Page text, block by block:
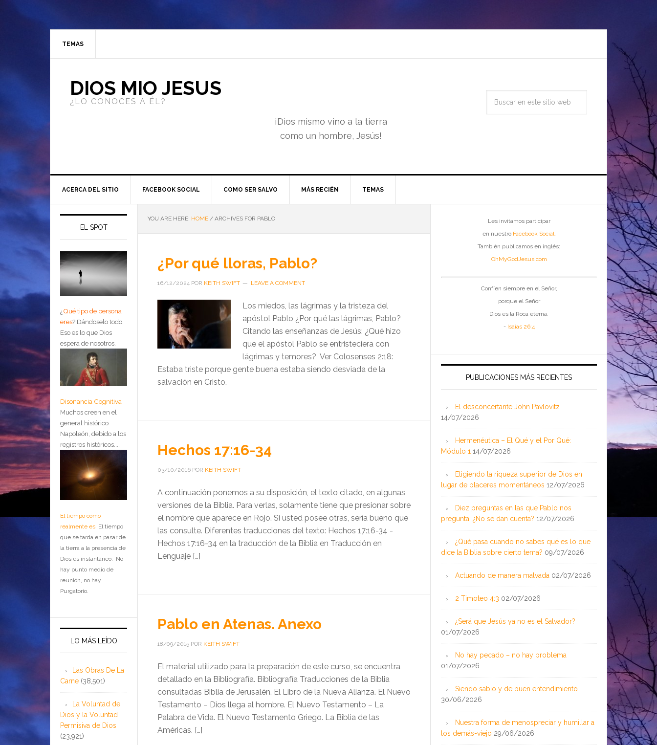
TEMAS
DIOS MIO JESUS
¿LO CONOCES A ÉL?
¡Dios mismo vino a la tierra
como un hombre, Jesús!
ACERCA DEL SITIO FACEBOOK SOCIAL COMO SER SALVO MÁS RECIÉN TEMAS
YOU ARE HERE: HOME / ARCHIVES FOR PABLO
¿Por qué lloras, Pablo?
16/12/2024 POR KEITH SWIFT LEAVE A COMMENT
Los miedos, las lágrimas y la tristeza del
apóstol Pablo ¿Por qué las lágrimas, Pablo?
Citando las enseñanzas de Jesús: ¿Qué hizo
que el apóstol Pablo se entristeciera con
lágrimas y temores? Ver Colosenses 2:18:
Estaba triste porque gente buena estaba siendo desviada de la
salvación en Cristo.
Hechos 17:16-34
03/10/2016 POR KEITH SWIFT
A continuación ponemos a su disposición, el texto citado, en algunas
versiones de la Biblia. Para verlas, solamente tiene que presionar sobre
el nombre que aparece en Rojo. Si usted posee otras, sería bueno que
las consulte. Diferentes traducciones del texto: Hechos 17:16-34 -
Hechos 17:16-34 en la traducción de la Biblia en Traducción en
Lenguaje […]
Pablo en Atenas. Anexo
18/09/2015 POR KEITH SWIFT
El material utilizado para la preparación de este curso, se encuentra
detallado en la Bibliografía. Bibliografía Traducciones de la Biblia
consultadas Biblia de Jerusalén. El Libro de la Nueva Alianza. El Nuevo
Testamento – Dios llega al hombre. El Nuevo Testamento – La
Palabra de Vida. El Nuevo Testamento Griego. La Biblia de las
Américas. […]
Les invitamos participar
en nuestro Facebook Social.
También publicamos en inglés:
OhMyGodJesus.com
Confíen siempre en el Señor,
porque el Señor
Dios es la Roca eterna.
- Isaías 26:4
PUBLICACIONES MÁS RECIENTES
El desconcertante John Pavlovitz
14/07/2026
Hermenéutica – El Qué y el Por Qué:
Módulo 1 14/07/2026
Eligiendo la riqueza superior de Dios en
lugar de placeres momentáneos 12/07/2026
Diez preguntas en las que Pablo nos
pregunta: ¿No se dan cuenta? 12/07/2026
¿Qué pasa cuando no sabes qué es lo que
dice la Biblia sobre cierto tema? 09/07/2026
Actuando de manera malvada 02/07/2026
2 Timoteo 4:3 02/07/2026
¿Será que Jesús ya no es el Salvador?
01/07/2026
No hay pecado – no hay problema
01/07/2026
Siendo sabio y de buen entendimiento
30/06/2026
Nuestra forma de menospreciar y humillar a
los demás-viejo 29/06/2026
EL SPOT
¿Qué tipo de persona
eres? Dándoselo todo.
Eso es lo que Dios
espera de nosotros.
Disonancia Cognitiva
Muchos creen en el
general histórico
Napoleón, debido a los
registros históricos....
El tiempo como
realmente es El tiempo
que se tarda en pasar de
la tierra a la presencia de
Dios es instantáneo. No
hay punto medio de
reunión, no hay
Purgatorio.
LO MÁS LEÍDO
Las Obras De La
Carne (38,501)
La Voluntad de
Dios y la Voluntad
Permisiva de Dios
(23,921)